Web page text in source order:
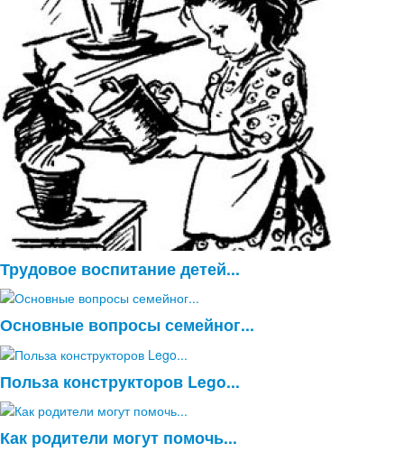
Трудовое воспитание детей...
Основные вопросы семейног...
Польза конструкторов Lego...
Как родители могут помочь...